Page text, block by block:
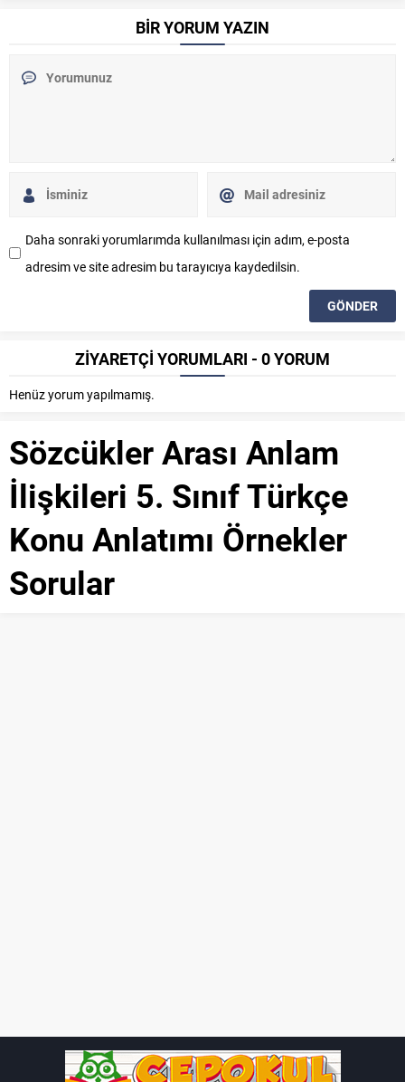
BİR YORUM YAZIN
Daha sonraki yorumlarımda kullanılması için adım, e-posta
adresim ve site adresim bu tarayıcıya kaydedilsin.
ZİYARETÇİ YORUMLARI - 0 YORUM
Henüz yorum yapılmamış.
Sözcükler Arası Anlam
İlişkileri 5. Sınıf Türkçe
Konu Anlatımı Örnekler
Sorular